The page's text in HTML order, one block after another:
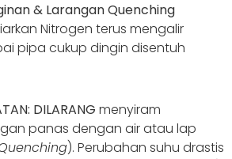
& Larangan Quenching
Nitrogen terus mengalir
pipa cukup dingin disentuh
DILARANG menyiram
panas dengan air atau lap
). Perubahan suhu drastis